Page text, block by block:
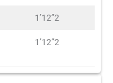
1’12”2
1’12”2